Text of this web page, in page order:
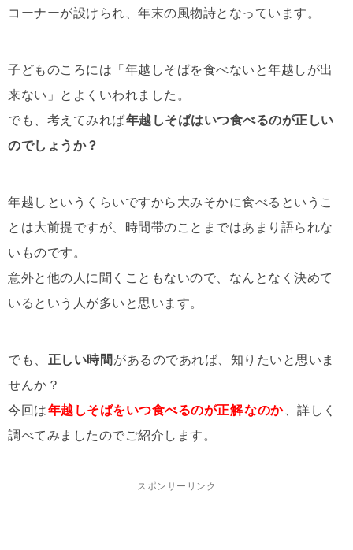
コーナーが設けられ、年末の風物詩となっています。
子どものころには「年越しそばを食べないと年越しが出
来ない」とよくいわれました。
でも、考えてみれば年越しそばはいつ食べるのが正しい
のでしょうか？
年越しというくらいですから大みそかに食べるというこ
とは大前提ですが、時間帯のことまではあまり語られな
いものです。
意外と他の人に聞くこともないので、なんとなく決めて
いるという人が多いと思います。
でも、 正しい時間 があるのであれば、知りたいと思いま
せんか？
今回は年越しそばをいつ食べるのが正解なのか 、詳しく
調べてみましたのでご紹介します。
スポンサーリンク